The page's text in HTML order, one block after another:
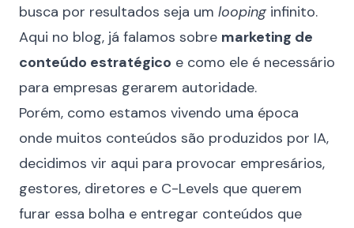
busca por resultados seja um looping infinito.
Aqui no blog, já falamos sobre marketing de
conteúdo estratégico e como ele é necessário
para empresas gerarem autoridade.
Porém, como estamos vivendo uma época
onde muitos conteúdos são produzidos por IA,
decidimos vir aqui para provocar empresários,
gestores, diretores e C-Levels que querem
furar essa bolha e entregar conteúdos que